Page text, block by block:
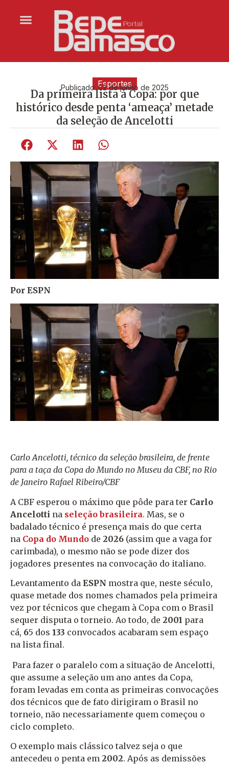
Esportes
Publicado:02 de junho de 2025
Da primeira lista à Copa: por que
histórico desde penta ‘ameaça’ metade
da seleção de Ancelotti
Por ESPN
Carlo Ancelotti, técnico da seleção brasileira, de frente
para a taça da Copa do Mundo no Museu da CBF, no Rio
de Janeiro Rafael Ribeiro/CBF
A CBF esperou o máximo que pôde para ter Carlo
Ancelotti na seleção brasileira. Mas, se o
badalado técnico é presença mais do que certa
na Copa do Mundo de 2026 (assim que a vaga for
carimbada), o mesmo não se pode dizer dos
jogadores presentes na convocação do italiano.
Levantamento da ESPN mostra que, neste século,
quase metade dos nomes chamados pela primeira
vez por técnicos que chegam à Copa com o Brasil
sequer disputa o torneio. Ao todo, de 2001 para
cá, 65 dos 133 convocados acabaram sem espaço
na lista final.
Para fazer o paralelo com a situação de Ancelotti,
que assume a seleção um ano antes da Copa,
foram levadas em conta as primeiras convocações
dos técnicos que de fato dirigiram o Brasil no
torneio, não necessariamente quem começou o
ciclo completo.
O exemplo mais clássico talvez seja o que
antecedeu o penta em 2002. Após as demissões